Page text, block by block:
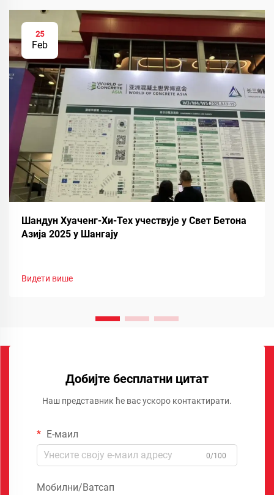
25
Feb
Шандун Хуаченг-Хи-Тех учествује у Свет Бетона
Азија 2025 у Шангају
Видети више
Добијте бесплатни цитат
Наш представник ће вас ускоро контактирати.
Е-маил
0/100
Мобилни/Ватсап